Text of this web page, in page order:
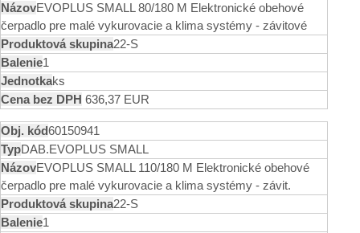
EVOPLUS SMALL 80/180 M Elektronické obehové
čerpadlo pre malé vykurovacie a klima systémy - závitové
22-S
1
ks
636,37 EUR
60150941
DAB.EVOPLUS SMALL
EVOPLUS SMALL 110/180 M Elektronické obehové
čerpadlo pre malé vykurovacie a klima systémy - závit.
22-S
1